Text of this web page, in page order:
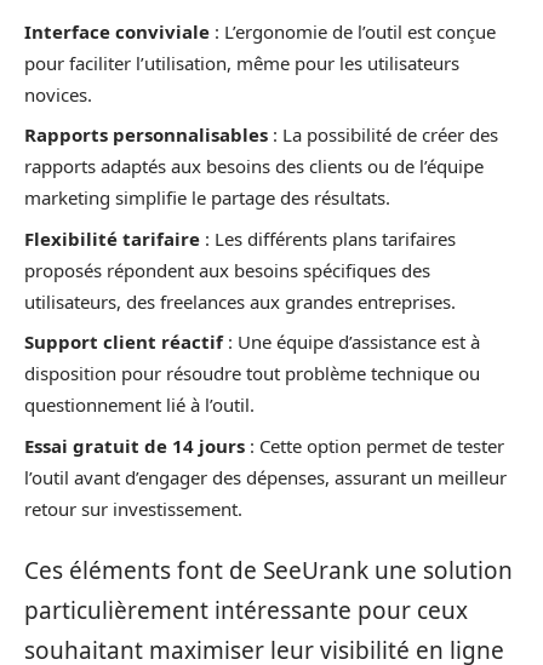
Interface conviviale : L’ergonomie de l’outil est conçue
pour faciliter l’utilisation, même pour les utilisateurs
novices.
Rapports personnalisables : La possibilité de créer des
rapports adaptés aux besoins des clients ou de l’équipe
marketing simplifie le partage des résultats.
Flexibilité tarifaire : Les différents plans tarifaires
proposés répondent aux besoins spécifiques des
utilisateurs, des freelances aux grandes entreprises.
Support client réactif: Une équipe d’assistance est à
disposition pour résoudre tout problème technique ou
questionnement lié à l’outil.
Essai gratuit de 14 jours : Cette option permet de tester
l’outil avant d’engager des dépenses, assurant un meilleur
retour sur investissement.
Ces éléments font de SeeUrank une solution
particulièrement intéressante pour ceux
souhaitant maximiser leur visibilité en ligne